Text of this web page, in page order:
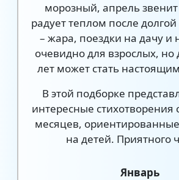
морозный, апрель
радует теплом после
– жара, поездки на дачу и
очевидно для взрослых, но
лет может стать
В этой подборке
интересные стихотворения
месяцев,
на детей. Приятного
Январь